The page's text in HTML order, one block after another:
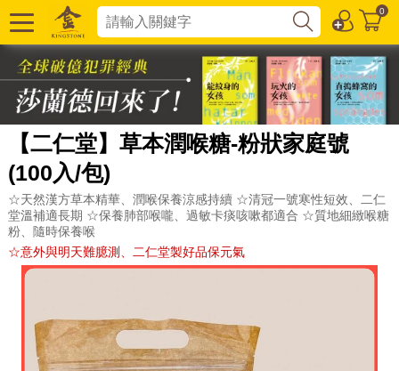
0
【二仁堂】草本潤喉糖-粉狀家庭號
(100入/包)
☆天然漢方草本精華、潤喉保養涼感持續 ☆清冠一號寒性短效、二仁
堂溫補適長期 ☆保養肺部喉嚨、過敏卡痰咳嗽都適合 ☆質地細緻喉糖
粉、隨時保養喉
☆意外與明天難臆測、二仁堂製好品保元氣